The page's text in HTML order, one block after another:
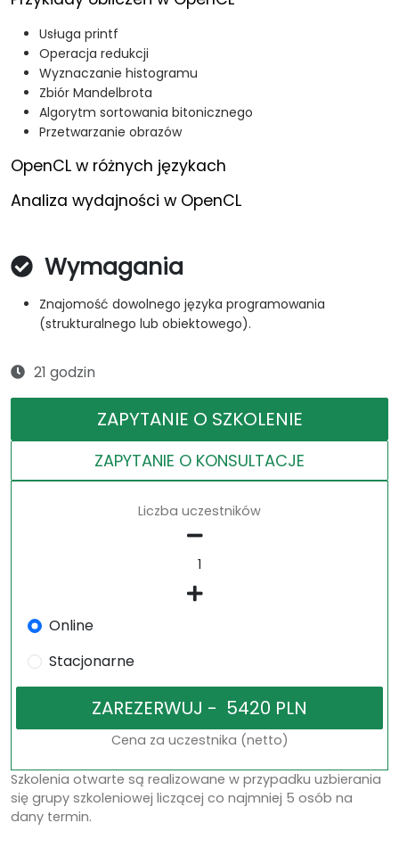
Usługa printf
Operacja redukcji
Wyznaczanie histogramu
Zbiór Mandelbrota
Algorytm sortowania bitonicznego
Przetwarzanie obrazów
OpenCL w różnych językach
Analiza wydajności w OpenCL
Wymagania
Znajomość dowolnego języka programowania
(strukturalnego lub obiektowego).
21 godzin
ZAPYTANIE O SZKOLENIE
ZAPYTANIE O KONSULTACJE
Liczba uczestników
Online
Stacjonarne
Cena za uczestnika (netto)
Szkolenia otwarte są realizowane w przypadku uzbierania
się grupy szkoleniowej liczącej co najmniej 5 osób na
dany termin.